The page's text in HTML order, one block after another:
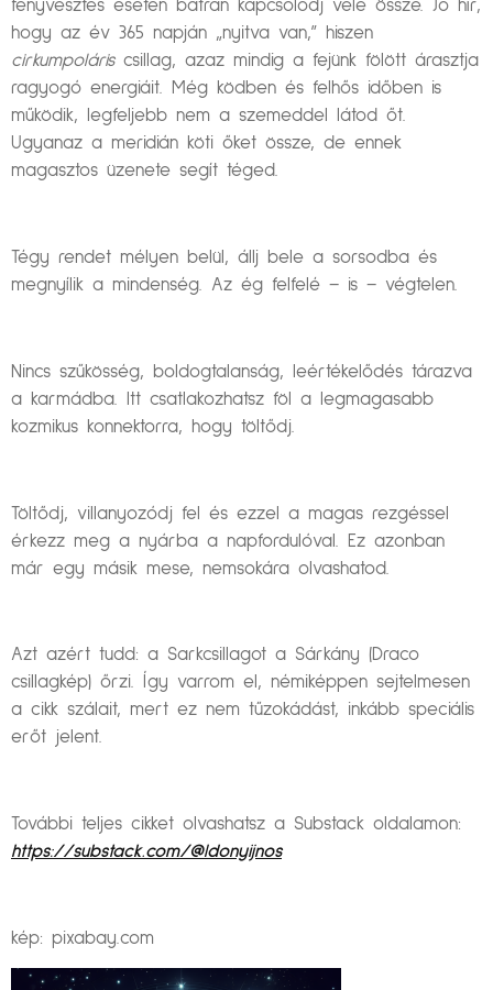
fényvesztés esetén bátran kapcsolódj vele össze. Jó hír,
hogy az év 365 napján „nyitva van,” hiszen
cirkumpoláriscsillag, azaz mindig a fejünk fölött árasztja
ragyogó energiáit. Még ködben és felhős időben is
működik, legfeljebb nem a szemeddel látod őt.
Ugyanaz a meridián köti őket össze, de ennek
magasztos üzenete segít téged.
Tégy rendet mélyen belül, állj bele a sorsodba és
megnyílik a mindenség. Az ég felfelé – is – végtelen.
Nincs szűkösség, boldogtalanság, leértékelődés tárazva
a karmádba. Itt csatlakozhatsz föl a legmagasabb
kozmikus konnektorra, hogy töltődj.
Töltődj, villanyozódj fel és ezzel a magas rezgéssel
érkezz meg a nyárba a napfordulóval. Ez azonban
már egy másik mese, nemsokára olvashatod.
Azt azért tudd: a Sarkcsillagot a Sárkány (Draco
csillagkép) őrzi. Így varrom el, némiképpen sejtelmesen
a cikk szálait, mert ez nem tűzokádást, inkább speciális
erőt jelent.
További teljes cikket olvashatsz a Substack oldalamon:
https://substack.com/@ldonyijnos
kép: pixabay.com